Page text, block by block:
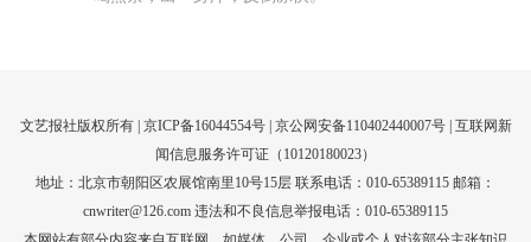
文艺报社版权所有 | 京ICP备16044554号| 京公网安备110402440007号 | 互联网新
闻信息服务许可证（10120180023）
地址：北京市朝阳区农展馆南里10号15层 联系电话：010-65389115 邮箱：
cnwriter@126.com 违法和不良信息举报电话：010-65389115